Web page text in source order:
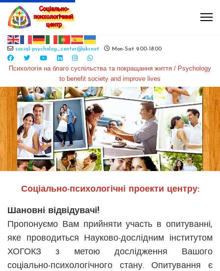
social-psycholog_center@ukr.net Mon-Sat 9.00-18.00
Психологія на благо суспільства та покращання життя / Psychology
to benefit society and improve lives
Соціально-психологічні проекти центру:
Шановні відвідувачі!
Пропонуємо Вам прийняти участь в опитуванні,
яке проводиться Науково-дослідним інститутом
ХОГОКЗ з метою дослідження Вашого
соціально-психологічного стану. Опитування є